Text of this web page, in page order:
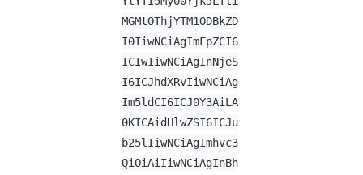
MGMtOThjYTM1ODBkZD
I0IiwNCiAgImFpZCI6
ICIwIiwNCiAgInNjeS
I6ICJhdXRvIiwNCiAg
Im5ldCI6ICJ0Y3AiLA
0KICAidHlwZSI6ICJu
b25lIiwNCiAgImhvc3
QiOiAiIiwNCiAgInBh